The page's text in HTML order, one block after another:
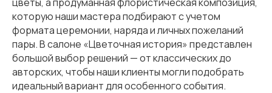
которую наши мастера подбирают с учетом
формата церемонии, наряда и личных пожеланий
пары. В салоне «Цветочная история» представлен
большой выбор решений — от классических до
авторских, чтобы наши клиенты могли подобрать
идеальный вариант для особенного события.